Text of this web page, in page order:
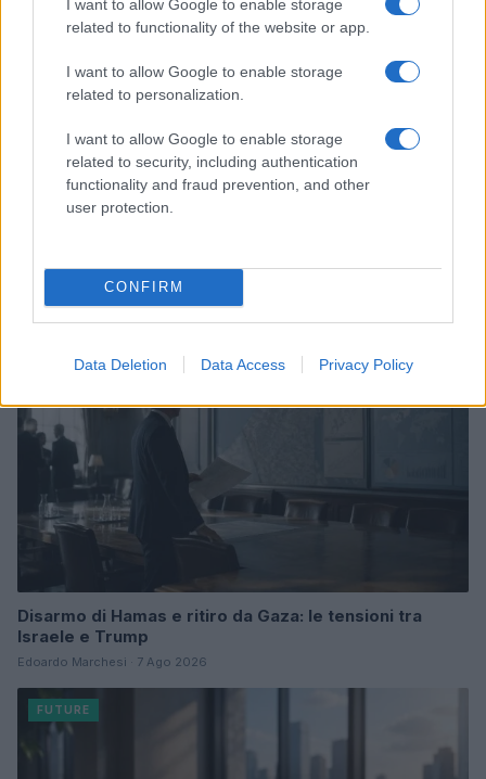
I want to allow Google to enable storage
related to functionality of the website or app.
I want to allow Google to enable storage
related to personalization.
I want to allow Google to enable storage
related to security, including authentication
functionality and fraud prevention, and other
user protection.
CONFIRM
Data Deletion Data Access Privacy Policy
Rasoio elettrico Braun Serie 3 310s: recensione e
Edoardo Vitali · 9 Ago 2026
Disarmo di Hamas e ritiro da Gaza: le tensioni tra
Israele e Trump
Edoardo Marchesi · 7 Ago 2026
FUTURE